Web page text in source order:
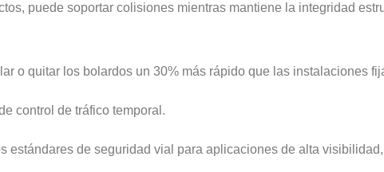
puede soportar colisiones mientras mantiene la integridad
o quitar los bolardos un 30% más rápido que las instalaciones
control de tráfico temporal.
estándares de seguridad vial para aplicaciones de alta